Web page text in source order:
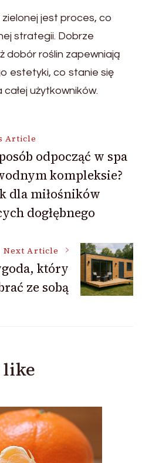
jest proces, co
strategii. Dobrze
dobór roślin zapewniają
estetyki, co stanie się
użytkowników.
Article
odpocząć w spa
kompleksie?
dla miłośników
dogłębnego
Next Article
który
ze sobą
like